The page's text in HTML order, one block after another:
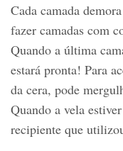
Cada camada
fazer camadas com
Quando a última
estará pronta! Para
da cera, pode
Quando a vela
recipiente que